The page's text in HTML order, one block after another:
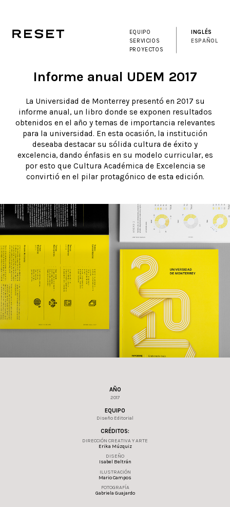
EQUIPO
SERVICIOS
PROYECTOS
INGLÉS
ESPAÑOL
Informe anual UDEM 2017
La Universidad de Monterrey presentó en 2017 su
informe anual, un libro donde se exponen resultados
obtenidos en el año y temas de importancia relevantes
para la universidad. En esta ocasión, la institución
deseaba destacar su sólida cultura de éxito y
excelencia, dando énfasis en su modelo curricular, es
por esto que Cultura Académica de Excelencia se
convirtió en el pilar protagónico de esta edición.
AÑO
2017
EQUIPO
Diseño Editorial
CRÉDITOS:
DIRECCIÓN CREATIVA Y ARTE
Erika Múzquiz
DISEÑO
Isabel Beltrán
ILUSTRACiÓN
Mario Campos
FOTOGRAFÍA
Gabriela Guajardo